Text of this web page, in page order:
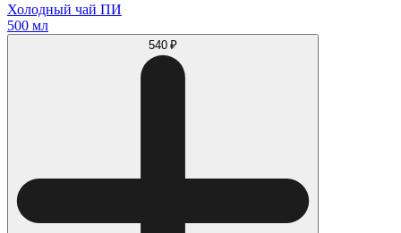
Холодный чай ПИ
500 мл
540 ₽